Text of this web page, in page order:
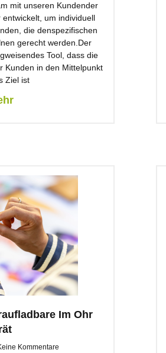
mit unseren Kundender
um individuell
die denspezifischen
gerecht werden.Der
Tool, dass die
Kunden in den Mittelpunkt
Ziel ist
Im Ohr
Kommentare